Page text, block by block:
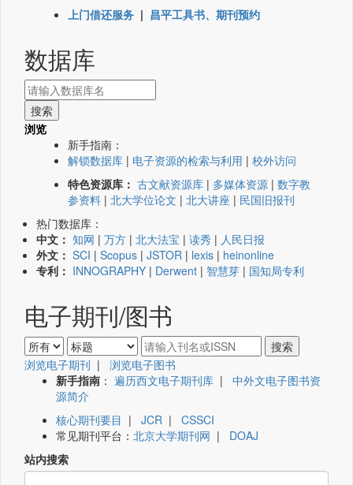
上门借还服务 | 昌平工具书、期刊预约
数据库
浏览
新手指南：
解锁数据库 | 电子资源的检索与利用 | 校外访问
特色资源库： 古文献资源库 | 多媒体资源 | 数字教
参资料 | 北大学位论文 | 北大讲座 | 民国旧报刊
热门数据库：
中文： 知网 | 万方 | 北大法宝 | 读秀 | 人民日报
外文： SCI | Scopus | JSTOR | lexis | heinonline
专利： INNOGRAPHY | Derwent | 智慧芽 | 国知局专利
电子期刊/图书
浏览电子期刊 | 浏览电子图书
新手指南 ： 遍历西文电子期刊库 | 中外文电子图书资
源简介
核心期刊要目 | JCR | CSSCI
常见期刊平台： 北京大学期刊网 | DOAJ
站内搜索